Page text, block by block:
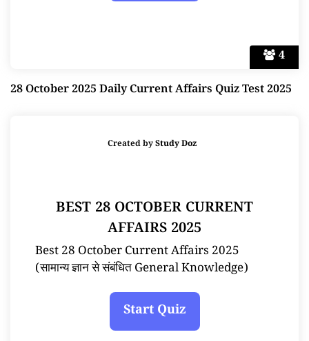
4
28 October 2025 Daily Current Affairs Quiz Test 2025
Created byStudy Doz
BEST 28 OCTOBER CURRENT
AFFAIRS 2025
Best 28 October Current Affairs 2025
(सामान्य ज्ञान से संबंधित General Knowledge)